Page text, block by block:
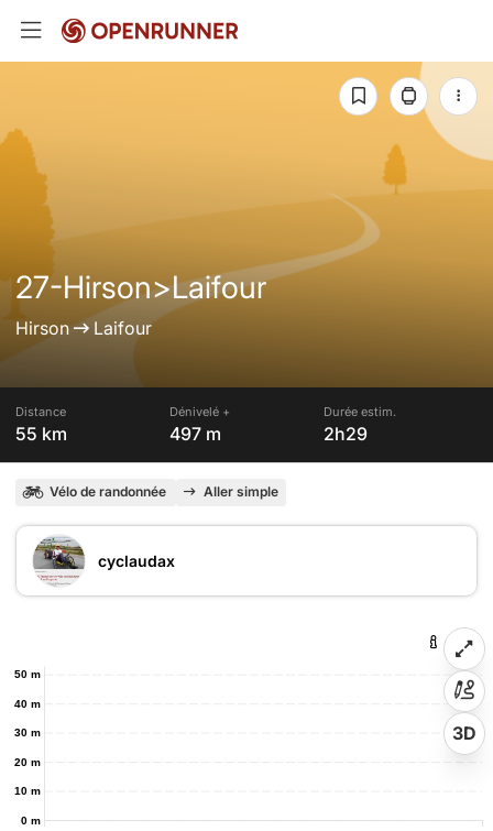
27-Hirson>Laifour
Hirson Laifour
Distance
55 km
Dénivelé +
497 m
Durée estim.
2h29
Vélo de randonnée Aller simple
cyclaudax
0 m
10 m
20 m
30 m
40 m
50 m
3D